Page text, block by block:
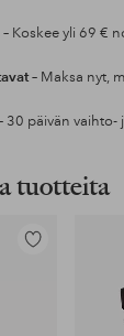
– Koskee yli 69 €
– Maksa nyt,
30 päivän
tuotteita
Lisää